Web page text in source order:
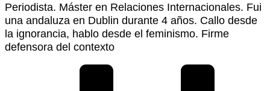
Periodista. Máster en Relaciones Internacionales. Fui
una andaluza en Dublin durante 4 años. Callo desde
la ignorancia, hablo desde el feminismo. Firme
defensora del contexto